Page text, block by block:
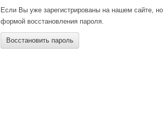
Если Вы уже зарегистрированы на нашем сайте,
формой восстановления пароля.
Восстановить пароль